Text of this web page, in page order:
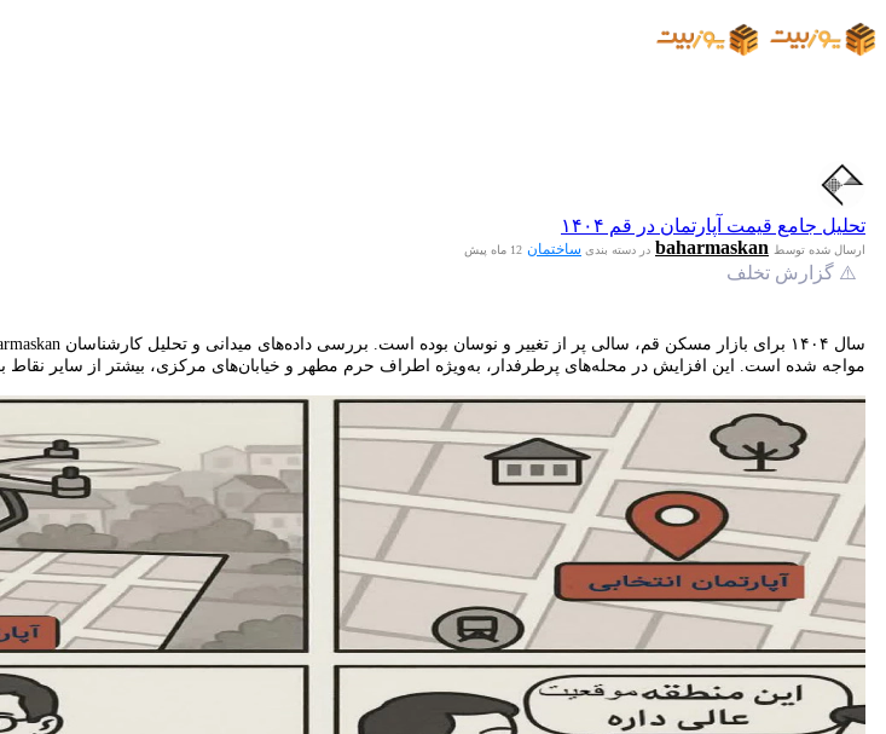
تحلیل جامع قیمت آپارتمان در قم ۱۴۰۴
ارسال شده توسط baharmaskan در دسته بندی ساختمان 12 ماه پیش
⚠️ گزارش تخلف
مواجه شده است. این افزایش در محله‌های پرطرفدار، به‌ویژه اطراف حرم مطهر و خیابان‌های مرکزی، بیشتر از سایر نقاط